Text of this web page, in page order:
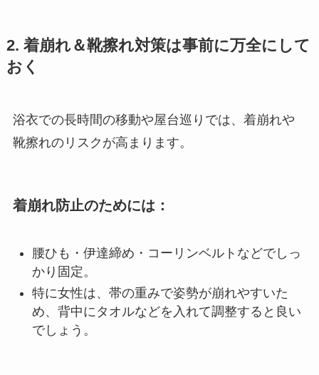
2. 着崩れ＆靴擦れ対策は事前に万全にして
おく
浴衣での長時間の移動や屋台巡りでは、着崩れや
靴擦れのリスクが高まります。
着崩れ防止のためには：
腰ひも・伊達締め・コーリンベルトなどでしっ
かり固定。
特に女性は、帯の重みで姿勢が崩れやすいた
め、背中にタオルなどを入れて調整すると良い
でしょう。